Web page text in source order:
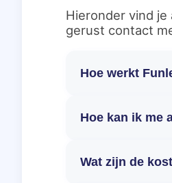
Hieronder vind
gerust contact
Hoe werkt
Hoe kan ik me
Wat zijn de